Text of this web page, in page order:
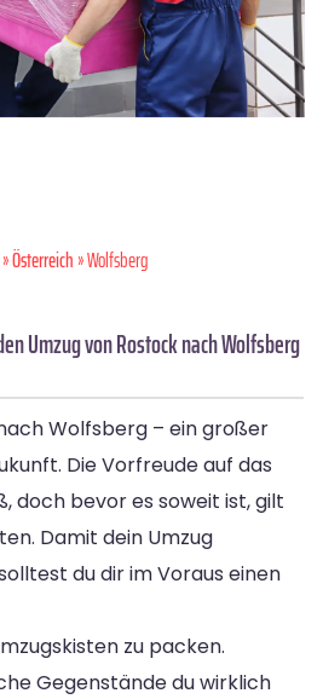
»Österreich» Wolfsberg
Umzug von Rostock nach Wolfsberg
Wolfsberg – ein großer
Die Vorfreude auf das
doch bevor es soweit ist, gilt
Damit dein Umzug
du dir im Voraus einen
zu packen.
Gegenstände du wirklich